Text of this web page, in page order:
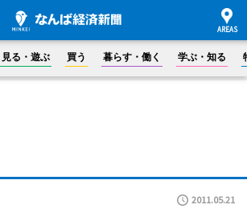
見る・遊ぶ 買う 暮らす・働く 学ぶ・知る
2011.05.21